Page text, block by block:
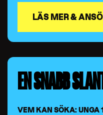
LÄS MER &
EN SNABB
VEM KAN SÖKA: UNGA